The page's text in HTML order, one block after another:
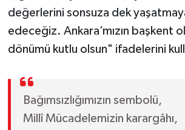
değerlerini sonsuza dek
edeceğiz. Ankara’mızın başkent
dönümü kutlu olsun" ifadelerini
Bağımsızlığımızın sembolü,
Millî Mücadelemizin karargâhı,